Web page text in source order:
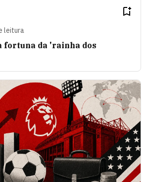
leitura
fortuna da 'rainha dos